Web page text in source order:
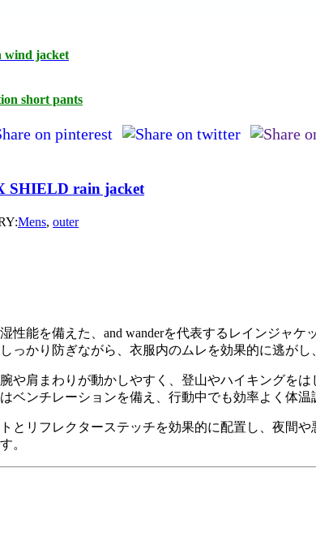
wind jacket
short pants
SHIELD rain jacket
Mens, outer
性能を備えた、and wanderを代表するレインジャケ
っかり防ぎながら、衣服内のムレを効果的に逃がし
や肩まわりが動かしやすく、登山やハイキングを
ベンチレーションを備え、行動中でも効率よく体温
とリフレクターステッチを効果的に配置し、夜間
。